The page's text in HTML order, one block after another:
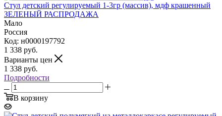
Стул детский регулируемый 1-3гр (массив), мдф крашенный
ЗЕЛЕНЫЙ РАСПРОДАЖА
Мало
Россия
Код: н0000197792
1 338 руб.
Варианты цен
1 338 руб.
Подробности
В корзину